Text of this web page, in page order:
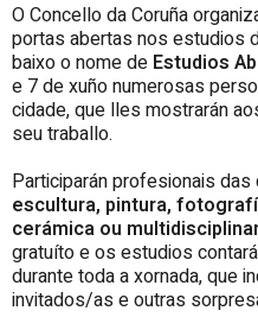
O Concello da Coruña
portas abertas nos estudios
baixo o nome de Estudios
e 7 de xuño numerosas
cidade, que lles mostrarán
seu traballo.
Participarán profesionais
escultura, pintura,
cerámica ou
gratuíto e os estudios
durante toda a xornada, que
invitados/as e outras